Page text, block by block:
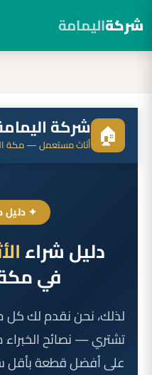
شركةاليمامة
المحتوى
🏠 شركة
أثاث مستعمل — مكة
✦ دليل
دليل شراء
في
لذلك، نحن نقدم لك كل
تشتري — نصائح
على أفضل قطعة بأقل